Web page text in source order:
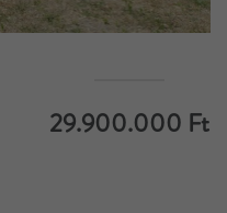
29.900.000 Ft